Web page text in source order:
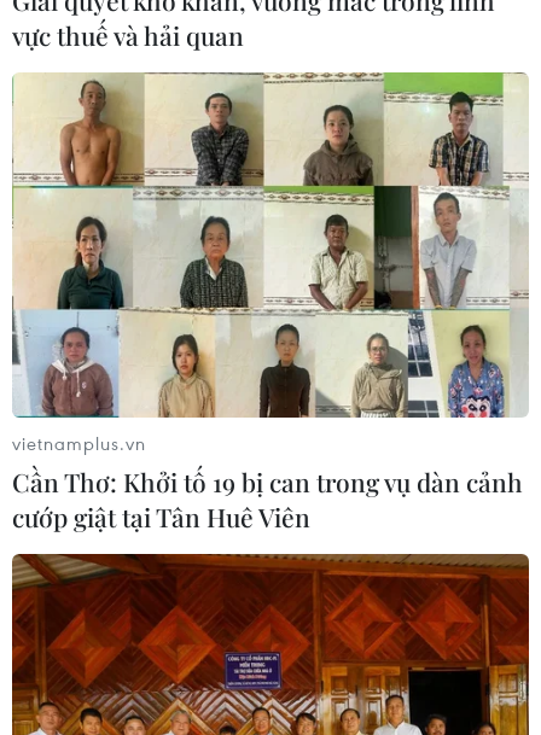
vực thuế và hải quan
vietnamplus.vn
Cần Thơ: Khởi tố 19 bị can trong vụ dàn cảnh
cướp giật tại Tân Huê Viên